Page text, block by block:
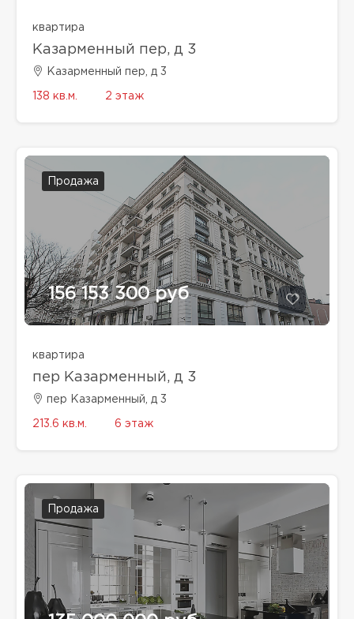
квартира
Казарменный пер, д 3
Казарменный пер, д 3
138 кв.м. 2 этаж
Продажа
156 153 300 руб
квартира
пер Казарменный, д 3
пер Казарменный, д 3
213.6 кв.м. 6 этаж
Продажа